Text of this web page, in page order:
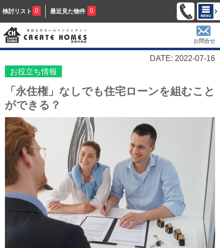
検討リスト 0 最近見た物件 0
お問合せ
DATE: 2022-07-16
お役立ち情報
「永住権」なしでも住宅ローンを組むこと
ができる？